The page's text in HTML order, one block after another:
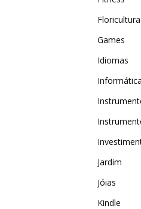
Floricultura
Games
Idiomas
Informática
Jardim
Jóias
Kindle